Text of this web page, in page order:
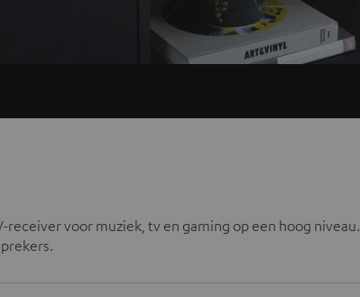
voor muziek, tv en gaming op een hoog niveau.